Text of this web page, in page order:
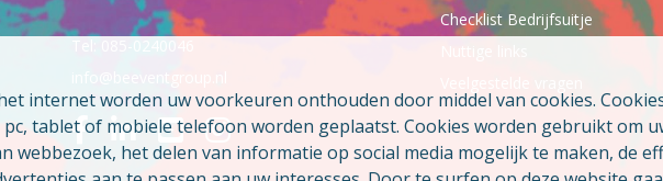
Checklist Bedrijfsuitje
internet worden uw voorkeuren onthouden door middel van cookies.
tablet of mobiele telefoon worden geplaatst. Cookies worden gebruikt om
webbezoek, het delen van informatie op social media mogelijk te maken, de